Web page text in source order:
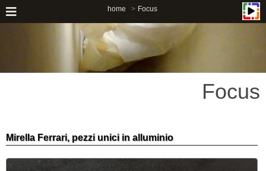
home Focus
Focus
Mirella Ferrari, pezzi unici in alluminio